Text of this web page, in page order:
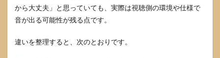
から大丈夫」と思っていても、実際は視聴側の環境や仕様で
音が出る可能性が残る点です。
違いを整理すると、次のとおりです。